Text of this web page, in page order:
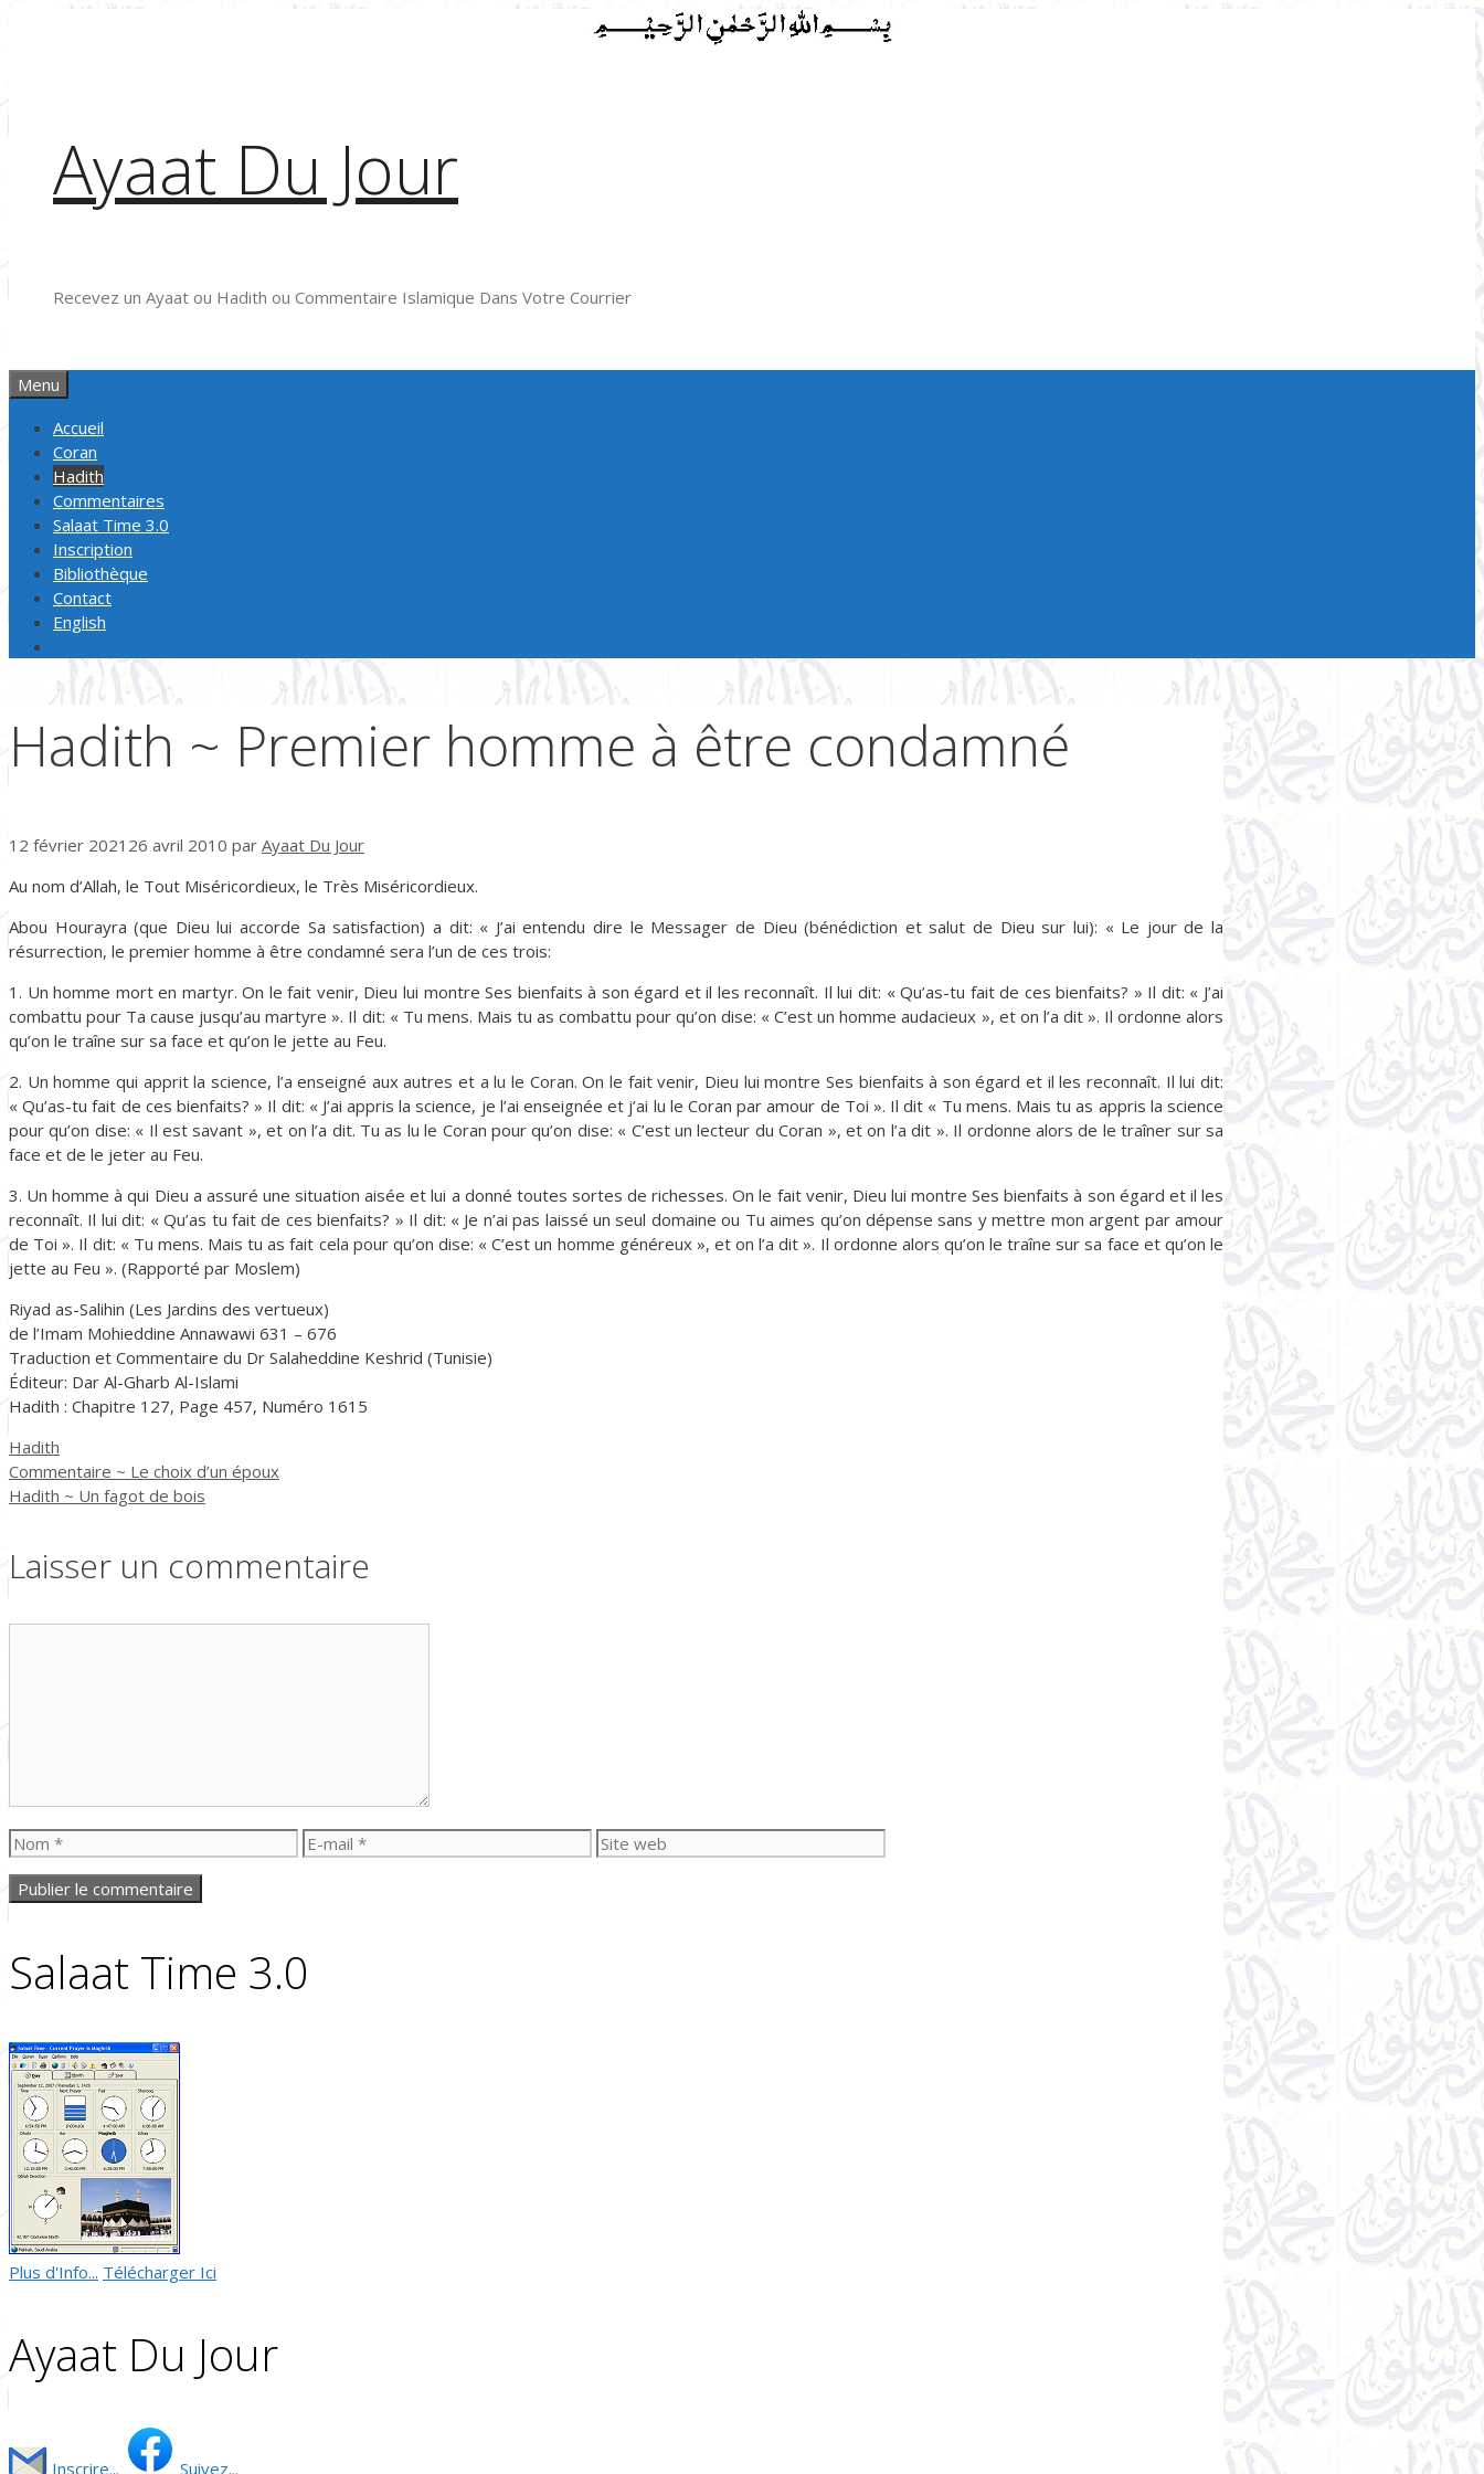
Ayaat Du Jour
Recevez un Ayaat ou Hadith ou Commentaire Islamique Dans Votre Courrier
Menu
Accueil
Coran
Hadith
Commentaires
Salaat Time 3.0
Inscription
Bibliothèque
Contact
English
Hadith ~ Premier homme à être condamné
12 février 2021 26 avril 2010 par Ayaat Du Jour
Au nom d’Allah, le Tout Miséricordieux, le Très Miséricordieux.
Abou Hourayra (que Dieu lui accorde Sa satisfaction) a dit: « J’ai entendu dire le Messager de Dieu (bénédiction et salut de Dieu sur lui): « Le jour de la
résurrection, le premier homme à être condamné sera l’un de ces trois:
1. Un homme mort en martyr. On le fait venir, Dieu lui montre Ses bienfaits à son égard et il les reconnaît. Il lui dit: « Qu’as-tu fait de ces bienfaits? » Il dit: « J’ai
combattu pour Ta cause jusqu’au martyre ». Il dit: « Tu mens. Mais tu as combattu pour qu’on dise: « C’est un homme audacieux », et on l’a dit ». Il ordonne alors
qu’on le traîne sur sa face et qu’on le jette au Feu.
2. Un homme qui apprit la science, l’a enseigné aux autres et a lu le Coran. On le fait venir, Dieu lui montre Ses bienfaits à son égard et il les reconnaît. Il lui dit:
« Qu’as-tu fait de ces bienfaits? » Il dit: « J’ai appris la science, je l’ai enseignée et j’ai lu le Coran par amour de Toi ». Il dit « Tu mens. Mais tu as appris la science
pour qu’on dise: « Il est savant », et on l’a dit. Tu as lu le Coran pour qu’on dise: « C’est un lecteur du Coran », et on l’a dit ». Il ordonne alors de le traîner sur sa
face et de le jeter au Feu.
3. Un homme à qui Dieu a assuré une situation aisée et lui a donné toutes sortes de richesses. On le fait venir, Dieu lui montre Ses bienfaits à son égard et il les
reconnaît. Il lui dit: « Qu’as tu fait de ces bienfaits? » Il dit: « Je n’ai pas laissé un seul domaine ou Tu aimes qu’on dépense sans y mettre mon argent par amour
de Toi ». Il dit: « Tu mens. Mais tu as fait cela pour qu’on dise: « C’est un homme généreux », et on l’a dit ». Il ordonne alors qu’on le traîne sur sa face et qu’on le
jette au Feu ». (Rapporté par Moslem)
Riyad as-Salihin (Les Jardins des vertueux)
de l’Imam Mohieddine Annawawi 631 – 676
Traduction et Commentaire du Dr Salaheddine Keshrid (Tunisie)
Éditeur: Dar Al-Gharb Al-Islami
Hadith : Chapitre 127, Page 457, Numéro 1615
Catégories
Hadith
Commentaire ~ Le choix d’un époux
Hadith ~ Un fagot de bois
Laisser un commentaire
Nom
E-
mail
Site
web
Salaat Time 3.0
Plus d'Info... Télécharger Ici
Ayaat Du Jour
Inscrire... Suivez...